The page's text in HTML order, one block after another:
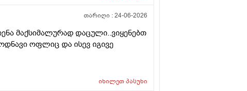
თარიღი :24-06-2026
მაქსიმალურად დაცული..ვიყენებთ
ოფლიც და ისევ იგივე
იხილეთპასუხი